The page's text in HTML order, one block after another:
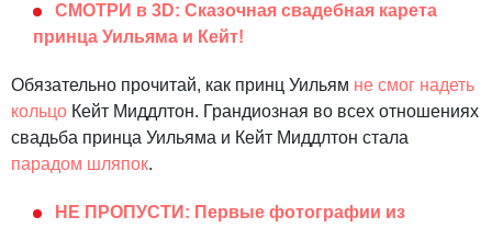
СМОТРИ в 3D: Сказочная свадебная карета
принца Уильяма и Кейт!
Обязательно прочитай, как принц Уильям не смог надеть
кольцо Кейт Миддлтон. Грандиозная во всех отношениях
свадьба принца Уильяма и Кейт Миддлтон стала
парадом шляпок.
НЕ ПРОПУСТИ: Первые фотографии из